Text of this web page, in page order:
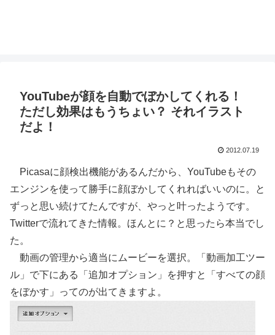
YouTubeが顔を自動でぼかしてくれる！
ただし効果はもうちょい？ それイラスト
だよ！
2012.07.19
Picasaに顔検出機能があるんだから、YouTubeもその
エンジンを使って勝手に顔ぼかしてくれればいいのに。と
ずっと思い続けてたんですが、やっと叶ったようです。
Twitterで流れてきた情報。ほんとに？と思ったら本当でし
た。
動画の管理から適当にムービーを選択。「動画加工ツー
ル」で下にある「追加オプション」を押すと「すべての顔
をぼかす」ってのが出てきますよ。